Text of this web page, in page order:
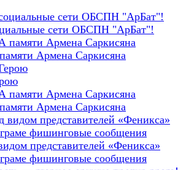
сети ОБСПН "АрБат"!
Армена Саркисяна
Армена Саркисяна
представителей «Феникса»
фишинговые сообщения